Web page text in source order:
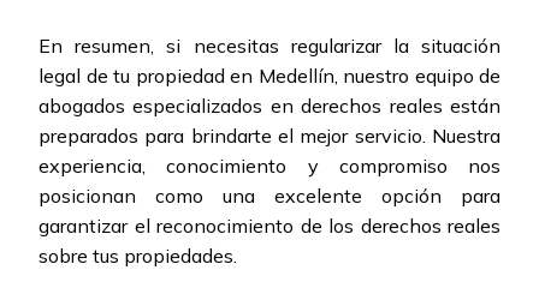
En resumen, si necesitas regularizar la situación
legal de tu propiedad en Medellín, nuestro equipo de
abogados especializados en derechos reales están
preparados para brindarte el mejor servicio. Nuestra
experiencia, conocimiento y compromiso nos
posicionan como una excelente opción para
garantizar el reconocimiento de los derechos reales
sobre tus propiedades.